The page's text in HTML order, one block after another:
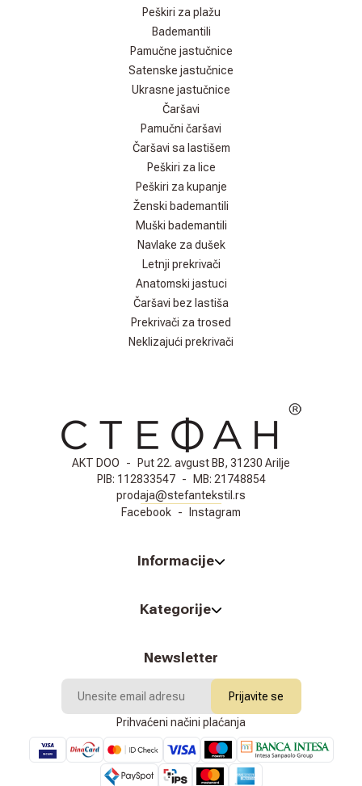
Peškiri za plažu
Bademantili
Pamučne jastučnice
Satenske jastučnice
Ukrasne jastučnice
Čaršavi
Pamučni čaršavi
Čaršavi sa lastišem
Peškiri za lice
Peškiri za kupanje
Ženski bademantili
Muški bademantili
Navlake za dušek
Letnji prekrivači
Anatomski jastuci
Čaršavi bez lastiša
Prekrivači za trosed
Neklizajući prekrivači
AKT DOO - Put 22. avgust BB, 31230 Arilje
PIB: 112833547 - MB: 21748854
prodaja@stefantekstil.rs
Facebook - Instagram
Informacije
Kategorije
Newsletter
Prijavite se
Prihvaćeni načini plaćanja